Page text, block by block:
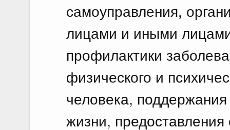
самоуправления,
лицами и иными
профилактики
физического и
человека, поддержания
жизни,